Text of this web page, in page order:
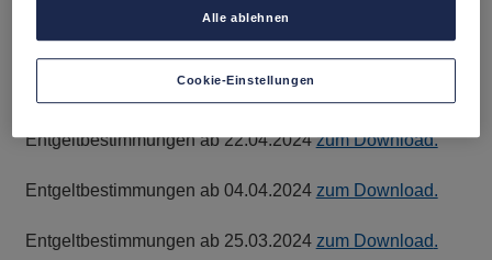
Entgeltbestimmungen ab 03.06.2024zum Download.
Entgeltbestimmungen ab 08.05.2024
Entgeltbestimmungen ab 22.04.2024zum Download.
Entgeltbestimmungen ab 04.04.2024 zum Download.
Entgeltbestimmungen ab 25.03.2024 zum Download.
Alle ablehnen
Cookie-Einstellungen